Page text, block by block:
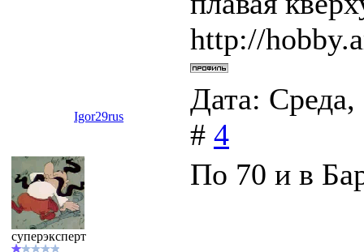
http://
Igor29rus
Дата:
# 4
суперэксперт
По 70 и в